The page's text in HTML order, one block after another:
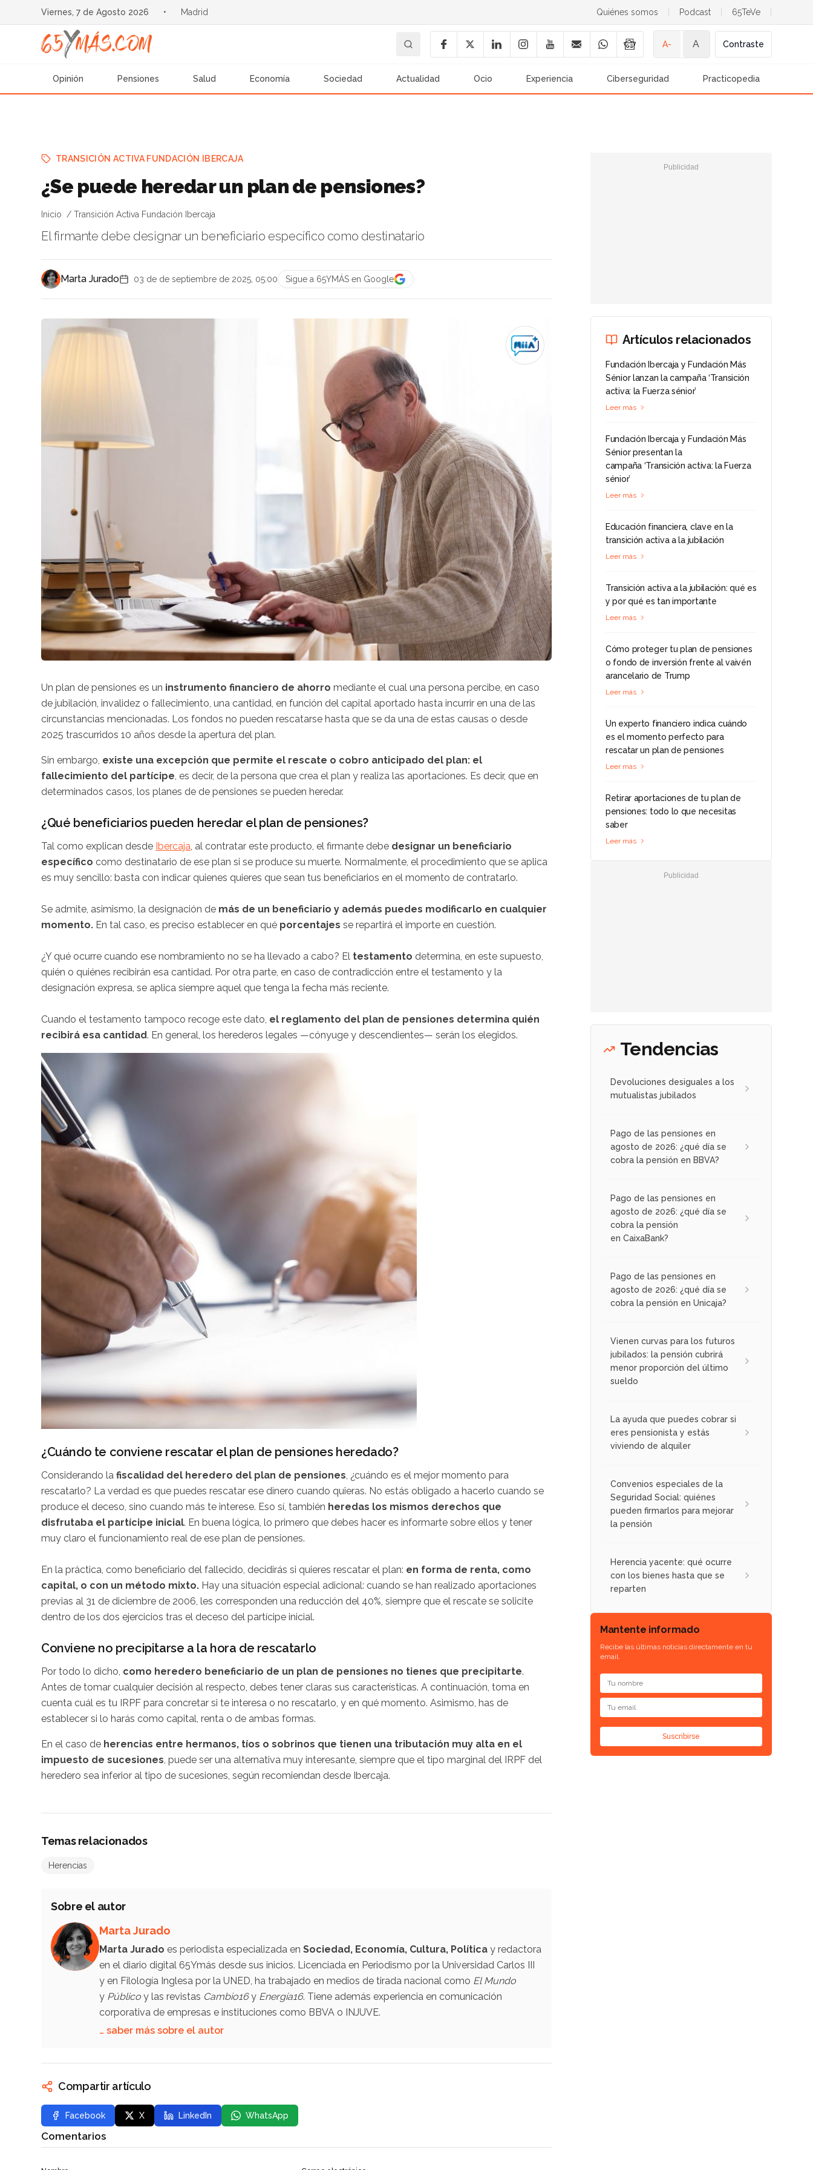
Viernes, 7 de Agosto 2026 • Madrid Quiénes somos Podcast 65TeVe
A- A Contraste
Opinión Pensiones Salud Economía Sociedad Actualidad Ocio Experiencia Ciberseguridad Practicopedia
TRANSICIÓN ACTIVA FUNDACIÓN IBERCAJA
¿Se puede heredar un plan de pensiones?
Inicio Transición Activa Fundación Ibercaja
El firmante debe designar un beneficiario específico como destinatario
Marta Jurado 03 de de septiembre de 2025, 05:00 Sigue a 65YMÁS en Google
Un plan de pensiones es un instrumento financiero de ahorro mediante el cual una persona percibe, en caso
de jubilación, invalidez o fallecimiento, una cantidad, en función del capital aportado hasta incurrir en una de las
circunstancias mencionadas. Los fondos no pueden rescatarse hasta que se da una de estas causas o desde
2025 trascurridos 10 años desde la apertura del plan.
Sin embargo, existe una excepción que permite el rescate o cobro anticipado del plan: el
fallecimiento del partícipe , es decir, de la persona que crea el plan y realiza las aportaciones. Es decir, que en
determinados casos, los planes de de pensiones se pueden heredar.
¿Qué beneficiarios pueden heredar el plan de pensiones?
Tal como explican desde Ibercaja , al contratar este producto, el firmante debe designar un beneficiario
específico como destinatario de ese plan si se produce su muerte. Normalmente, el procedimiento que se aplica
es muy sencillo: basta con indicar quienes quieres que sean tus beneficiarios en el momento de contratarlo.
Se admite, asimismo, la designación de más de un beneficiario y además puedes modificarlo en cualquier
momento. En tal caso, es preciso establecer en qué porcentajes se repartirá el importe en cuestión.
¿Y qué ocurre cuando ese nombramiento no se ha llevado a cabo? El testamento determina, en este supuesto,
quién o quiénes recibirán esa cantidad. Por otra parte, en caso de contradicción entre el testamento y la
designación expresa, se aplica siempre aquel que tenga la fecha más reciente.
Cuando el testamento tampoco recoge este dato, el reglamento del plan de pensiones determina quién
recibirá esa cantidad. En general, los herederos legales —cónyuge y descendientes— serán los elegidos.
¿Cuándo te conviene rescatar el plan de pensiones heredado?
Considerando la fiscalidad del heredero del plan de pensiones , ¿cuándo es el mejor momento para
rescatarlo? La verdad es que puedes rescatar ese dinero cuando quieras. No estás obligado a hacerlo cuando se
produce el deceso, sino cuando más te interese. Eso sí, también heredas los mismos derechos que
disfrutaba el partícipe inicial. En buena lógica, lo primero que debes hacer es informarte sobre ellos y tener
muy claro el funcionamiento real de ese plan de pensiones.
En la práctica, como beneficiario del fallecido, decidirás si quieres rescatar el plan: en forma de renta, como
capital, o con un método mixto. Hay una situación especial adicional: cuando se han realizado aportaciones
previas al 31 de diciembre de 2006, les corresponden una reducción del 40%, siempre que el rescate se solicite
dentro de los dos ejercicios tras el deceso del partícipe inicial.
Conviene no precipitarse a la hora de rescatarlo
Por todo lo dicho, como heredero beneficiario de un plan de pensiones no tienes que precipitarte.
Antes de tomar cualquier decisión al respecto, debes tener claras sus características. A continuación, toma en
cuenta cuál es tu IRPF para concretar si te interesa o no rescatarlo, y en qué momento. Asimismo, has de
establecer si lo harás como capital, renta o de ambas formas.
En el caso de herencias entre hermanos, tíos o sobrinos que tienen una tributación muy alta en el
impuesto de sucesiones , puede ser una alternativa muy interesante, siempre que el tipo marginal del IRPF del
heredero sea inferior al tipo de sucesiones, según recomiendan desde Ibercaja.
Temas relacionados
Herencias
Sobre el autor
Marta Jurado
Marta Jurado es periodista especializada en Sociedad, Economía, Cultura, Política y redactora
en el diario digital 65Ymás desde sus inicios. Licenciada en Periodismo por la Universidad Carlos III
y en Filología Inglesa por la UNED, ha trabajado en medios de tirada nacional como El Mundo
y Público y las revistas Cambio16y Energía16. Tiene además experiencia en comunicación
corporativa de empresas e instituciones como BBVA o INJUVE.
… saber más sobre el autor
Compartir artículo
Facebook X LinkedIn WhatsApp
Comentarios
Artículos relacionados
Fundación Ibercaja y Fundación Más
Sénior lanzan la campaña ‘Transición
activa: la Fuerza sénior’
Leer más
Fundación Ibercaja y Fundación Más
Sénior presentan la
campaña ‘Transición activa: la Fuerza
sénior’
Leer más
Educación financiera, clave en la
transición activa a la jubilación
Leer más
Transición activa a la jubilación: qué es
y por qué es tan importante
Leer más
Cómo proteger tu plan de pensiones
o fondo de inversión frente al vaivén
arancelario de Trump
Leer más
Un experto financiero indica cuándo
es el momento perfecto para
rescatar un plan de pensiones
Leer más
Retirar aportaciones de tu plan de
pensiones: todo lo que necesitas
saber
Leer más
Tendencias
Devoluciones desiguales a los
mutualistas jubilados
Pago de las pensiones en
agosto de 2026: ¿qué día se
cobra la pensión en BBVA?
Pago de las pensiones en
agosto de 2026: ¿qué día se
cobra la pensión
en CaixaBank?
Pago de las pensiones en
agosto de 2026: ¿qué día se
cobra la pensión en Unicaja?
Vienen curvas para los futuros
jubilados: la pensión cubrirá
menor proporción del último
sueldo
La ayuda que puedes cobrar si
eres pensionista y estás
viviendo de alquiler
Convenios especiales de la
Seguridad Social: quiénes
pueden firmarlos para mejorar
la pensión
Herencia yacente: qué ocurre
con los bienes hasta que se
reparten
Mantente informado
Recibe las últimas noticias directamente en tu
email.
Suscribirse